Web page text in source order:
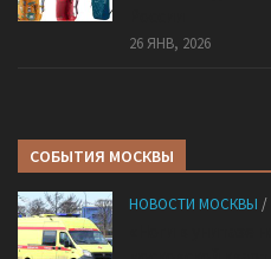
26 ЯНВ, 2026
СОБЫТИЯ МОСКВЫ
НОВОСТИ МОСКВЫ /